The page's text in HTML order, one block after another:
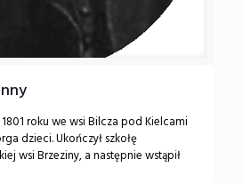
1801 roku we wsi Bilcza pod Kielcami
dzieci. Ukończył szkołę
wsi Brzeziny, a następnie wstąpił